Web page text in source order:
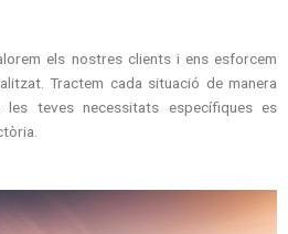
els nostres clients i ens esforcem
Tractem cada situació de manera
teves necessitats específiques es